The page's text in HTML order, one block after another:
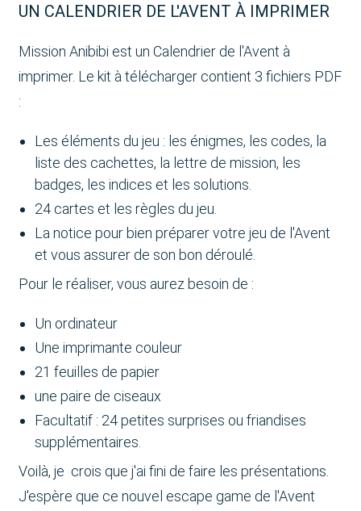
UN CALENDRIER DE L'AVENT À IMPRIMER
Mission Anibibi est un Calendrier de l'Avent à
imprimer. Le kit à télécharger contient 3 fichiers PDF
:
Les éléments du jeu : les énigmes, les codes, la
liste des cachettes, la lettre de mission, les
badges, les indices et les solutions.
24 cartes et les règles du jeu.
La notice pour bien préparer votre jeu de l'Avent
et vous assurer de son bon déroulé.
Pour le réaliser, vous aurez besoin de :
Un ordinateur
Une imprimante couleur
21 feuilles de papier
une paire de ciseaux
Facultatif : 24 petites surprises ou friandises
supplémentaires.
Voilà, je crois que j'ai fini de faire les présentations.
J'espère que ce nouvel escape game de l'Avent